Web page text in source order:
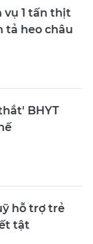
vụ 1 tấn thịt
tả heo châu
BHYT
hỗ trợ trẻ
tật